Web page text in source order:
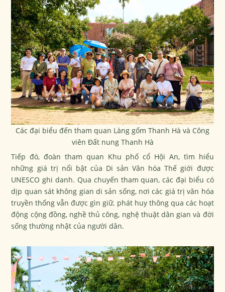
Các đại biểu đến tham quan Làng gốm Thanh Hà và Công
viên Đất nung Thanh Hà
Tiếp đó, đoàn tham quan Khu phố cổ Hội An, tìm hiểu
những giá trị nổi bật của Di sản Văn hóa Thế giới được
UNESCO ghi danh. Qua chuyến tham quan, các đại biểu có
dịp quan sát không gian di sản sống, nơi các giá trị văn hóa
truyền thống vẫn được gìn giữ, phát huy thông qua các hoạt
động cộng đồng, nghề thủ công, nghệ thuật dân gian và đời
sống thường nhật của người dân.